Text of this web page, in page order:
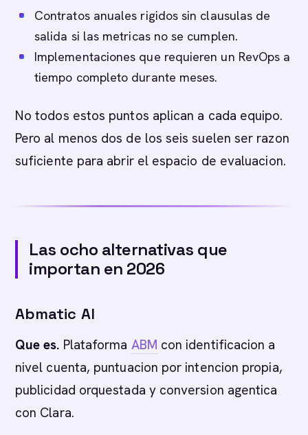
Contratos anuales rigidos sin clausulas de
salida si las metricas no se cumplen.
Implementaciones que requieren un RevOps a
tiempo completo durante meses.
No todos estos puntos aplican a cada equipo.
Pero al menos dos de los seis suelen ser razon
suficiente para abrir el espacio de evaluacion.
Las ocho alternativas que
importan en 2026
Abmatic AI
Que es. Plataforma ABM con identificacion a
nivel cuenta, puntuacion por intencion propia,
publicidad orquestada y conversion agentica
con Clara.